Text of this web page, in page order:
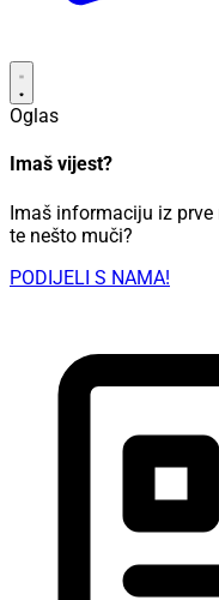
Oglas
Imaš vijest?
Imaš informaciju iz prve
te nešto muči?
PODIJELI S NAMA!